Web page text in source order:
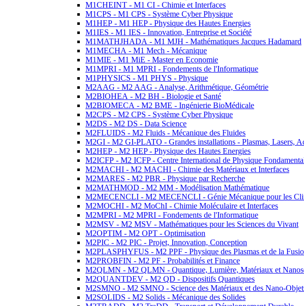
M1CHEINT - M1 CI - Chimie et Interfaces
M1CPS - M1 CPS - Système Cyber Physique
M1HEP - M1 HEP - Physique des Hautes Energies
M1IES - M1 IES - Innovation, Entreprise et Société
M1MATHJHADA - M1 MJH - Mathématiques Jacques Hadamard
M1MECHA - M1 Mech - Mécanique
M1MIE - M1 MiE - Master en Economie
M1MPRI - M1 MPRI - Fondements de l'Informatique
M1PHYSICS - M1 PHYS - Physique
M2AAG - M2 AAG - Analyse, Arithmétique, Géométrie
M2BIOHEA - M2 BH - Biologie et Santé
M2BIOMECA - M2 BME - Ingénierie BioMédicale
M2CPS - M2 CPS - Système Cyber Physique
M2DS - M2 DS - Data Science
M2FLUIDS - M2 Fluids - Mécanique des Fluides
M2GI - M2 GI-PLATO - Grandes installations - Plasmas, Lasers,
M2HEP - M2 HEP - Physique des Hautes Energies
M2ICFP - M2 ICFP - Centre International de Physique
M2MACHI - M2 MACHI - Chimie des Matériaux et Interfaces
M2MARES - M2 PBR - Physique par Recherche
M2MATHMOD - M2 MM - Modélisation Mathématique
M2MECENCLI - M2 MECENCLI - Génie Mécanique pour les
M2MOCHI - M2 MoChI - Chimie Moléculaire et Interfaces
M2MPRI - M2 MPRI - Fondements de l'Informatique
M2MSV - M2 MSV - Mathématiques pour les Sciences du Vivant
M2OPTIM - M2 OPT - Optimisation
M2PIC - M2 PIC - Projet, Innovation, Conception
M2PLASPHYFUS - M2 PPF - Physique des Plasmas et de la
M2PROBFIN - M2 PF - Probabilités et Finance
M2QLMN - M2 QLMN - Quantique, Lumière, Matériaux et
M2QUANTDEV - M2 QD - Dispositifs Quantiques
M2SMNO - M2 SMNO - Science des Matériaux et des Nano-
M2SOLIDS - M2 Solids - Mécanique des Solides